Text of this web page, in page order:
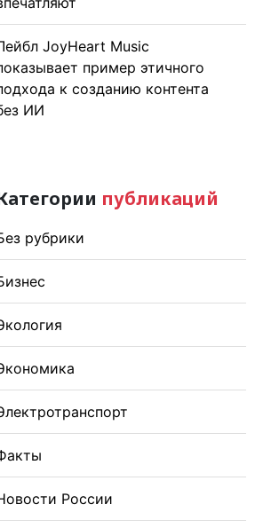
JoyHeart Music
пример этичного
к созданию контента
ИИ
публикаций
рубрики
России